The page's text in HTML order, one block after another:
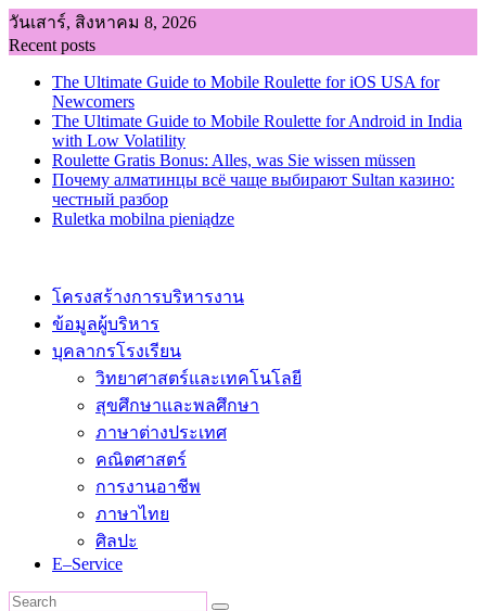
Skip
to
content
วันเสาร์, สิงหาคม 8, 2026
Recent posts
The Ultimate Guide to Mobile Roulette for iOS USA for
Newcomers
The Ultimate Guide to Mobile Roulette for Android in India
with Low Volatility
Roulette Gratis Bonus: Alles, was Sie wissen müssen
Почему алматинцы всё чаще выбирают Sultan казино:
честный разбор
Ruletka mobilna pieniądze
โครงสร้างการบริหารงาน
ข้อมูลผู้บริหาร
บุคลากรโรงเรียน
วิทยาศาสตร์และเทคโนโลยี
สุขศึกษาและพลศึกษา
ภาษาต่างประเทศ
คณิตศาสตร์
การงานอาชีพ
ภาษาไทย
ศิลปะ
E–Service